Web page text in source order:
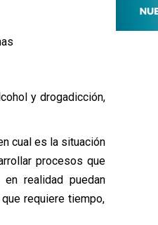
y drogadicción,
cual es la situación
procesos que
realidad puedan
requiere tiempo,